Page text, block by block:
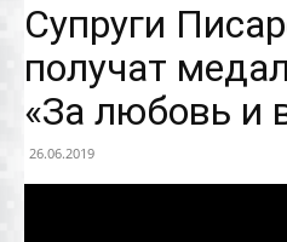
Супруги
получат
«За любовь и
26.06.2019